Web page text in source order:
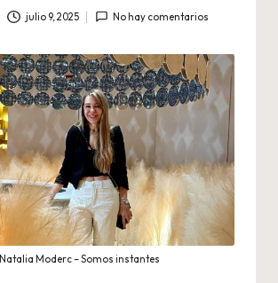
julio 9, 2025 No hay comentarios
Natalia Moderc – Somos instantes